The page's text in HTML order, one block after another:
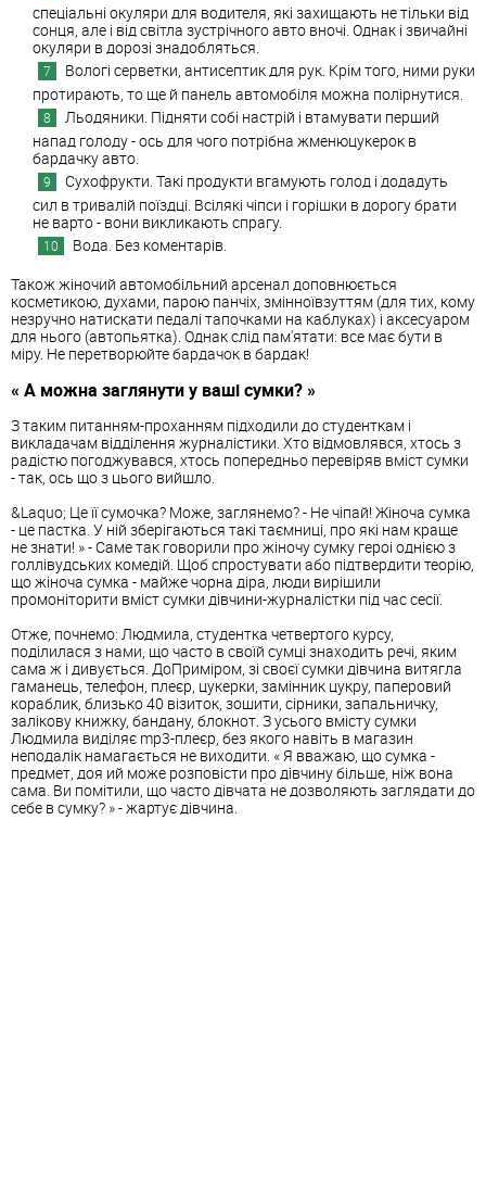
спеціальні окуляри для водителя, які захищають не тільки від
сонця, але і від світла зустрічного авто вночі. Однак і звичайні
окуляри в дорозі знадобляться.
Вологі серветки, антисептик для рук. Крім того, ними руки
протирають, то ще й панель автомобіля можна полірнутися.
Льодяники. Підняти собі настрій і втамувати перший
напад голоду - ось для чого потрібна жменюцукерок в
бардачку авто.
Сухофрукти. Такі продукти вгамують голод і додадуть
сил в тривалій поїздці. Всілякі чіпси і горішки в дорогу брати
не варто - вони викликають спрагу.
Вода. Без коментарів.
Також жіночий автомобільний арсенал доповнюється
косметикою, духами, парою панчіх, змінноївзуттям (для тих, кому
незручно натискати педалі тапочками на каблуках) і аксесуаром
для нього (автопьятка). Однак слід пам'ятати: все має бути в
міру. Не перетворюйте бардачок в бардак!
« А можна заглянути у ваші сумки? »
З таким питанням-проханням підходили до студенткам і
викладачам відділення журналістики. Хто відмовлявся, хтось з
радістю погоджувався, хтось попередньо перевіряв вміст сумки
- так, ось що з цього вийшло.
&Laquo; Це її сумочка? Може, заглянемо? - Не чіпай! Жіноча сумка
- це пастка. У ній зберігаються такі таємниці, про які нам краще
не знати! » - Саме так говорили про жіночу сумку героі однією з
голлівудських комедій. Щоб спростувати або підтвердити теорію,
що жіноча сумка - майже чорна діра, люди вирішили
промоніторити вміст сумки дівчини-журналістки під час сесії.
Отже, почнемо: Людмила, студентка четвертого курсу,
поділилася з нами, що часто в своїй сумці знаходить речі, яким
сама ж і дивується. ДоПриміром, зі своєї сумки дівчина витягла
гаманець, телефон, плеєр, цукерки, замінник цукру, паперовий
кораблик, близько 40 візиток, зошити, сірники, запальничку,
залікову книжку, бандану, блокнот. З усього вмісту сумки
Людмила виділяє mp3-плеєр, без якого навіть в магазин
неподалік намагається не виходити. « Я вважаю, що сумка -
предмет, доя ий може розповісти про дівчину більше, ніж вона
сама. Ви помітили, що часто дівчата не дозволяють заглядати до
себе в сумку? » - жартує дівчина.